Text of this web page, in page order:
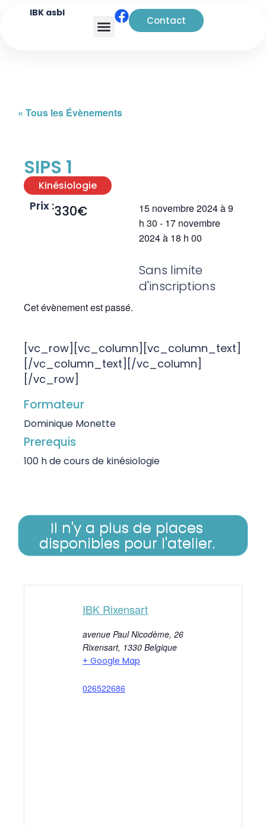
IBK asbl
Contact
« Tous les Évènements
SIPS 1
Kinésiologie
Prix :330€ 15 novembre 2024à9
h 30 - 17 novembre
2024à 18 h 00
Sans limite
d'inscriptions
Cet évènement est passé.
[vc_row][vc_column][vc_column_text]
[/vc_column_text][/vc_column]
[/vc_row]
Formateur
Dominique Monette
Prerequis
100 h de cours de kinésiologie
Il n'y a plus de places
disponibles pour l'atelier.
IBK Rixensart
avenue Paul Nicodème, 26
Rixensart, 1330 Belgique
+ Google Map
026522686